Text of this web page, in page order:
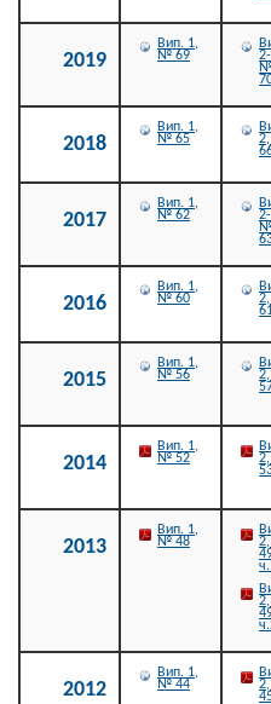
2019
Вип. 1,
№ 69
2018
Вип. 1,
№ 65
2017
Вип. 1,
№ 62
2016
Вип. 1,
№ 60
2015
Вип. 1,
№ 56
2014
Вип. 1,
№ 52
2013
Вип. 1,
№ 48
2012
Вип. 1,
№ 44